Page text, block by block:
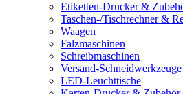
Etiketten-Drucker &
Taschen-/Tischrechner &
Waagen
Falzmaschinen
Schreibmaschinen
Versand-Schneidwerkzeuge
LED-Leuchttische